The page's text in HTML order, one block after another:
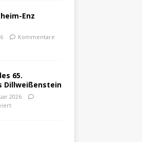
Enz
Kommentare
65.
Dillweißenstein
2026